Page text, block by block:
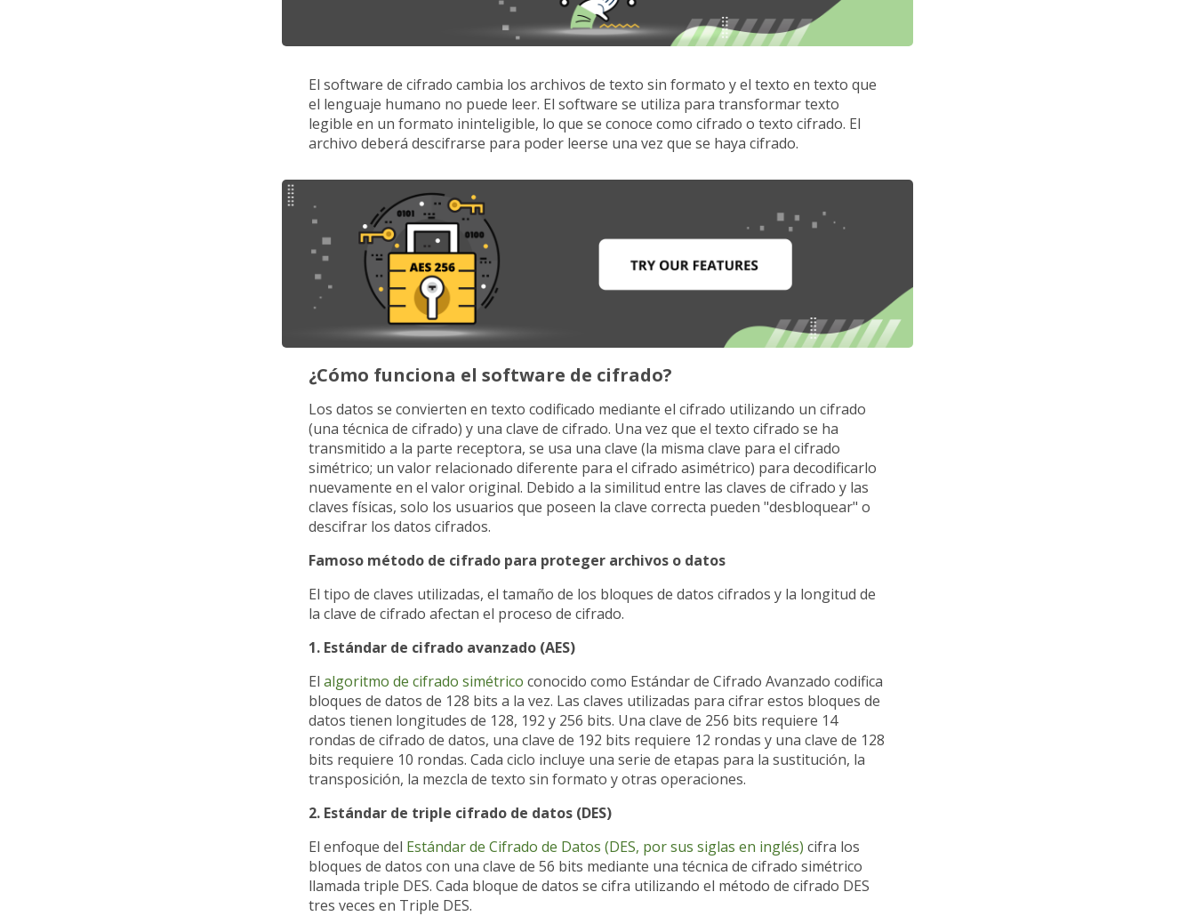
El software de cifrado cambia los archivos de texto sin formato y el texto en texto que
el lenguaje humano no puede leer. El software se utiliza para transformar texto
legible en un formato ininteligible, lo que se conoce como cifrado o texto cifrado. El
archivo deberá descifrarse para poder leerse una vez que se haya cifrado.
¿Cómo funciona el software de cifrado?
Los datos se convierten en texto codificado mediante el cifrado utilizando un cifrado
(una técnica de cifrado) y una clave de cifrado. Una vez que el texto cifrado se ha
transmitido a la parte receptora, se usa una clave (la misma clave para el cifrado
simétrico; un valor relacionado diferente para el cifrado asimétrico) para decodificarlo
nuevamente en el valor original. Debido a la similitud entre las claves de cifrado y las
claves físicas, solo los usuarios que poseen la clave correcta pueden "desbloquear" o
descifrar los datos cifrados.
Famoso método de cifrado para proteger archivos o datos
El tipo de claves utilizadas, el tamaño de los bloques de datos cifrados y la longitud de
la clave de cifrado afectan el proceso de cifrado.
1. Estándar de cifrado avanzado (AES)
El algoritmo de cifrado simétrico conocido como Estándar de Cifrado Avanzado codifica
bloques de datos de 128 bits a la vez. Las claves utilizadas para cifrar estos bloques de
datos tienen longitudes de 128, 192 y 256 bits. Una clave de 256 bits requiere 14
rondas de cifrado de datos, una clave de 192 bits requiere 12 rondas y una clave de 128
bits requiere 10 rondas. Cada ciclo incluye una serie de etapas para la sustitución, la
transposición, la mezcla de texto sin formato y otras operaciones.
2. Estándar de triple cifrado de datos (DES)
El enfoque del Estándar de Cifrado de Datos (DES, por sus siglas en inglés) cifra los
bloques de datos con una clave de 56 bits mediante una técnica de cifrado simétrico
llamada triple DES. Cada bloque de datos se cifra utilizando el método de cifrado DES
tres veces en Triple DES.